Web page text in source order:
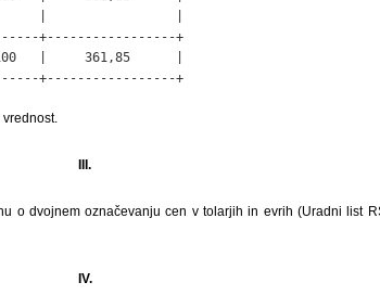
|                 |
+-----------------+
|     361,85      |
+-----------------+
III.
o dvojnem označevanju cen v tolarjih in evrih (Uradni list
IV.